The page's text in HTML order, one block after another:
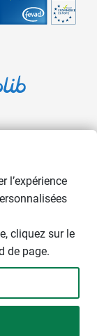
+
et de la vente à
l’expérience
cliquez sur le
de page.